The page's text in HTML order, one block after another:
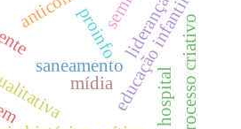
saneamentoeducação infantil
processo criativo
mídia
proinfoliderança
hospital